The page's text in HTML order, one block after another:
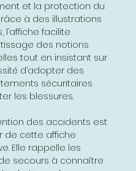
et la protection du
à des illustrations
l’affiche facilite
des notions
tout en insistant sur
d’adopter des
sécuritaires
les blessures.
des accidents est
de cette affiche
Elle rappelle les
secours à connaître